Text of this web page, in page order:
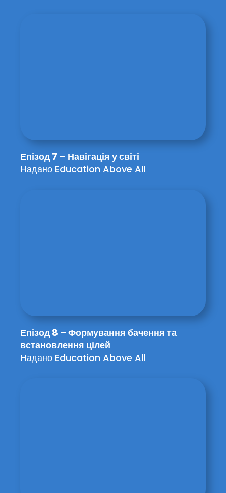
Епізод 7 – Навігація у світі
Надано Education Above All
Епізод 8 – Формування бачення та
встановлення цілей
Надано Education Above All